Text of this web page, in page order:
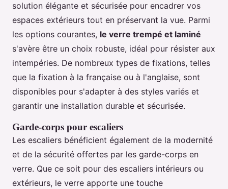
solution élégante et sécurisée pour encadrer vos
espaces extérieurs tout en préservant la vue. Parmi
les options courantes, le verre trempé et laminé
s'avère être un choix robuste, idéal pour résister aux
intempéries. De nombreux types de fixations, telles
que la fixation à la française ou à l'anglaise, sont
disponibles pour s'adapter à des styles variés et
garantir une installation durable et sécurisée.
Garde-corps pour escaliers
Les escaliers bénéficient également de la modernité
et de la sécurité offertes par les garde-corps en
verre. Que ce soit pour des escaliers intérieurs ou
extérieurs, le verre apporte une touche